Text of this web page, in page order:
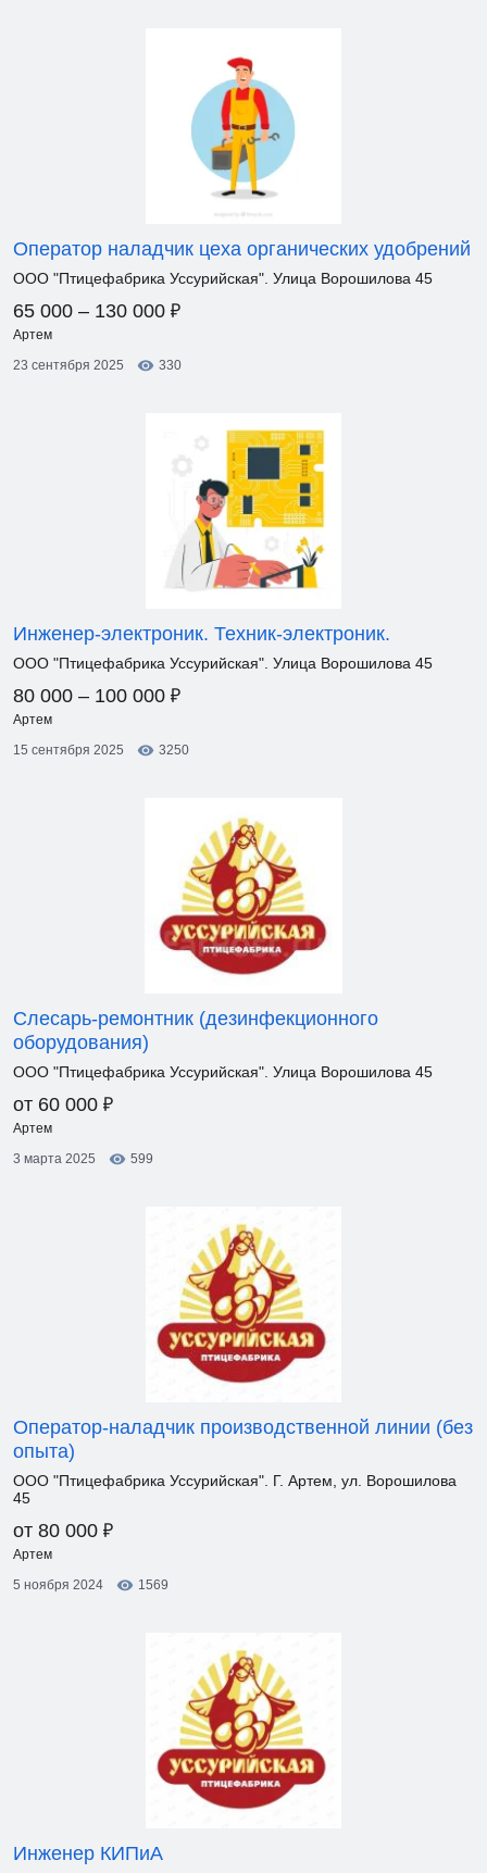
Оператор наладчик цеха органических удобрений
ООО "Птицефабрика Уссурийская". Улица Ворошилова 45
65 000 – 130 000 ₽
Артем
23 сентября 2025
330
Инженер-электроник. Техник-электроник.
ООО "Птицефабрика Уссурийская". Улица Ворошилова 45
80 000 – 100 000 ₽
Артем
15 сентября 2025
3250
Слесарь-ремонтник (дезинфекционного
оборудования)
ООО "Птицефабрика Уссурийская". Улица Ворошилова 45
от 60 000 ₽
Артем
3 марта 2025
599
Оператор-наладчик производственной линии (без
опыта)
ООО "Птицефабрика Уссурийская". Г. Артем, ул. Ворошилова
45
от 80 000 ₽
Артем
5 ноября 2024
1569
Инженер КИПиА